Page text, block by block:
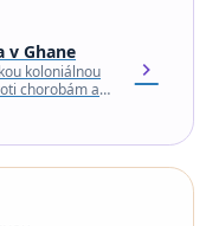
v Ghane
koloniálnou
chorobám a
chevron_right